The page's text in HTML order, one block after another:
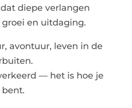
diepe verlangen
en uitdaging.
avontuur, leven in de
— het is hoe je